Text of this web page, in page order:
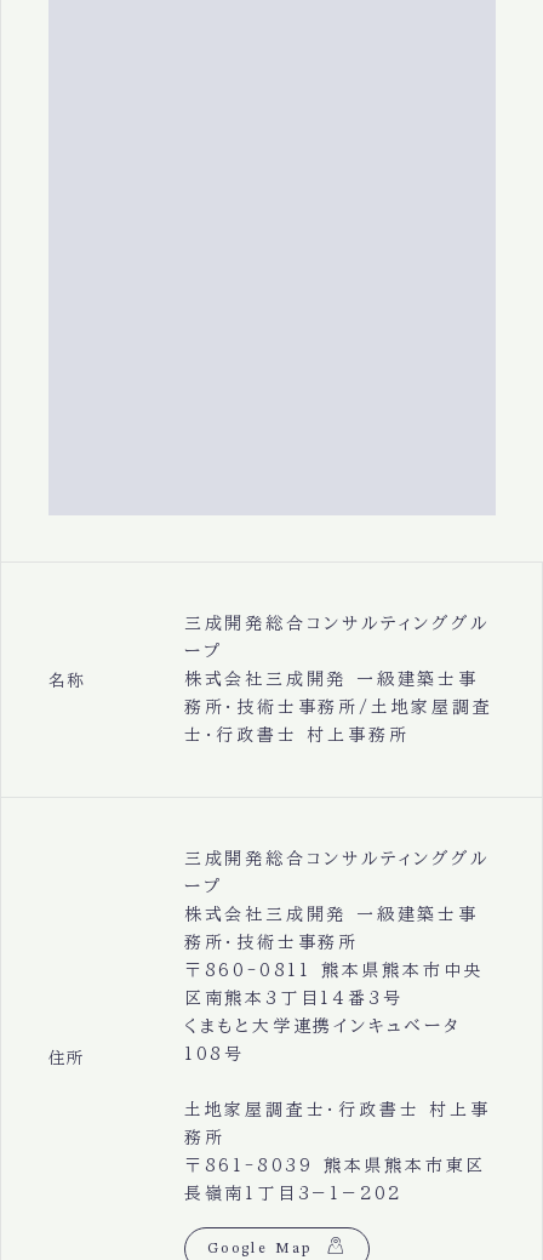
名称
三成開発総合コンサルティンググル
ープ
株式会社三成開発 一級建築士事
務所・技術士事務所/土地家屋調査
士・行政書士 村上事務所
住所
三成開発総合コンサルティンググル
ープ
株式会社三成開発 一級建築士事
務所・技術士事務所
〒860-0811 熊本県熊本市中央
区南熊本3丁目14番3号
くまもと大学連携インキュベータ
108号
土地家屋調査士・行政書士 村上事
務所
〒861-8039 熊本県熊本市東区
長嶺南1丁目3−1−202
Google Map